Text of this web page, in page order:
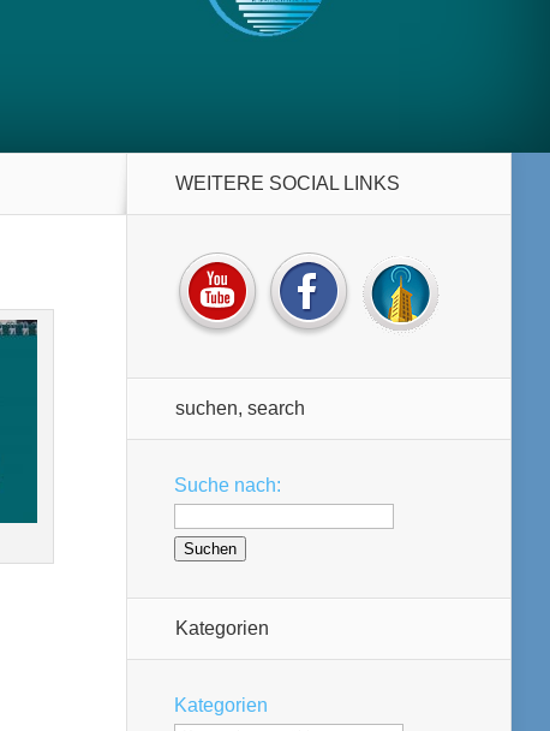
WEITERE SOCIAL LINKS
suchen, search
Suche nach:
Kategorien
Kategorien